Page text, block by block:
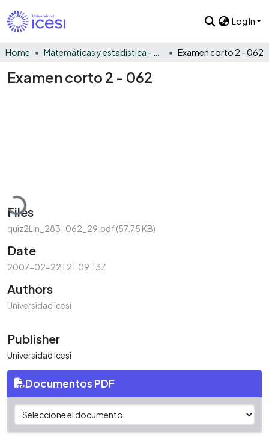
Log In
Home Examen corto 2 - 062
Examen corto 2 - 062
Loading...
Files
quiz2Lin_283-062_29.pdf(57.75 KB)
Date
2007-02-22T21:09:13Z
Authors
Universidad Icesi
Publisher
Universidad Icesi
Documentos PDF